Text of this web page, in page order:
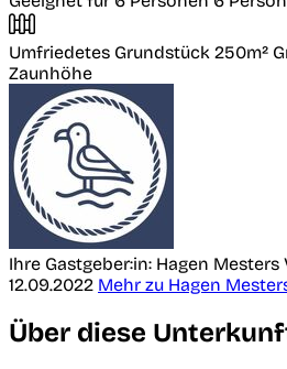
Umfriedetes Grundstück 250m²
Zaunhöhe
Ihre Gastgeber:in: Hagen Mesters
12.09.2022 Mehr zu Hagen
Über diese